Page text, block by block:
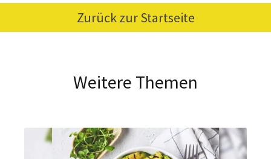
Zurück zur Startseite
Weitere Themen